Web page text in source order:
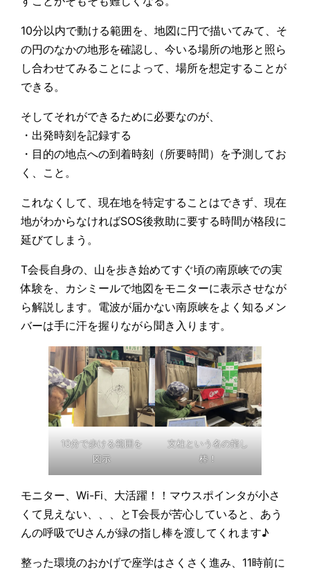
10分以内で動ける範囲を、地図に円で描いてみて、そ
の円のなかの地形を確認し、今いる場所の地形と照ら
し合わせてみることによって、場所を想定することが
できる。
そしてそれができるために必要なのが、
・出発時刻を記録する
・目的の地点への到着時刻（所要時間）を予測してお
く、こと。
これなくして、現在地を特定することはできず、現在
地がわからなければSOS後救助に要する時間が格段に
延びてしまう。
T会長自身の、山を歩き始めてすぐ頃の南原峡での実
体験を、カシミールで地図をモニターに表示させなが
ら解説します。電波が届かない南原峡をよく知るメン
バーは手に汗を握りながら聞き入ります。
10分で歩ける範囲を
図示
支柱という名の指し
棒！
モニター、Wi-Fi、大活躍！！マウスポインタが小さ
くて見えない、、、とT会長が苦心していると、あう
んの呼吸でUさんが緑の指し棒を渡してくれます♪
整った環境のおかげで座学はさくさく進み、11時前に